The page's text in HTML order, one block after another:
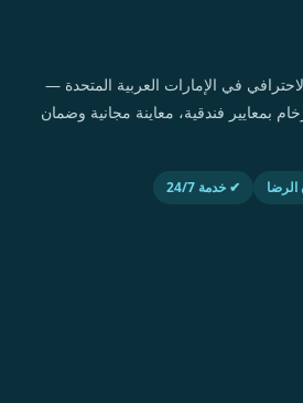
في الإمارات العربية المتحدة —
فندقية، معاينة مجانية وضمان
✔ خدمة 24/7